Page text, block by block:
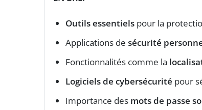
Outils essentiels pour la
Applications de sécurité
Fonctionnalités comme la
Logiciels de cybersécurité pour
Importance des mots de passe